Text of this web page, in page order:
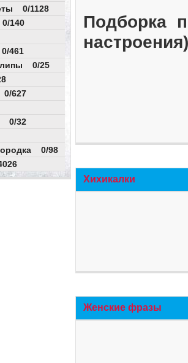
0/1128
140
461
0/25
627
0/32
0/98
Подборка
Хихикалки
Женские фразы